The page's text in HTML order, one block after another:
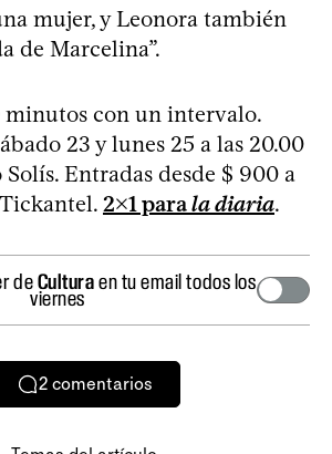
mujer, y Leonora también
de Marcelina”.
minutos con un intervalo.
23 y lunes 25 a las 20.00
Entradas desde $ 900 a
2x1 parala diaria.
deCulturaen tu email todos los
viernes
2 comentarios